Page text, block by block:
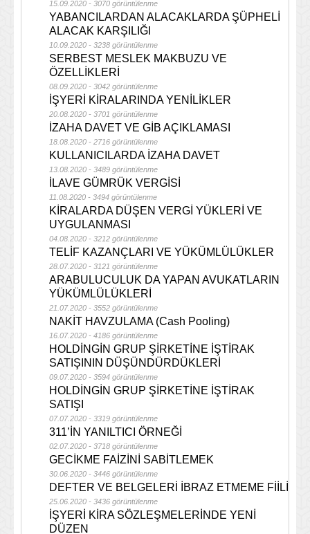
15.09.2020 - 3070 görüntülenme
YABANCILARDAN ALACAKLARDA ŞÜPHELİ
ALACAK KARŞILIĞI
10.09.2020 - 3238 görüntülenme
SERBEST MESLEK MAKBUZU VE
ÖZELLİKLERİ
08.09.2020 - 3042 görüntülenme
İŞYERİ KİRALARINDA YENİLİKLER
20.08.2020 - 3701 görüntülenme
İZAHA DAVET VE GİB AÇIKLAMASI
18.08.2020 - 2716 görüntülenme
KULLANICILARDA İZAHA DAVET
13.08.2020 - 3489 görüntülenme
İLAVE GÜMRÜK VERGİSİ
11.08.2020 - 3494 görüntülenme
KİRALARDA DÜŞEN VERGİ YÜKLERİ VE
UYGULANMASI
04.08.2020 - 3212 görüntülenme
TELİF KAZANÇLARI VE YÜKÜMLÜLÜKLER
28.07.2020 - 3121 görüntülenme
ARABULUCULUK DA YAPAN AVUKATLARIN
YÜKÜMLÜLÜKLERİ
21.07.2020 - 3552 görüntülenme
NAKİT HAVZULAMA (Cash Pooling)
16.07.2020 - 4186 görüntülenme
HOLDİNGİN GRUP ŞİRKETİNE İŞTİRAK
SATIŞININ DÜŞÜNDÜRDÜKLERİ
09.07.2020 - 3594 görüntülenme
HOLDİNGİN GRUP ŞİRKETİNE İŞTİRAK
SATIŞI
07.07.2020 - 3319 görüntülenme
311’İN YANILTICI ÖRNEĞİ
02.07.2020 - 3718 görüntülenme
GECİKME FAİZİNİ SABİTLEMEK
30.06.2020 - 3446 görüntülenme
DEFTER VE BELGELERİ İBRAZ ETMEME FİİLİ
25.06.2020 - 3436 görüntülenme
İŞYERİ KİRA SÖZLEŞMELERİNDE YENİ
DÜZEN